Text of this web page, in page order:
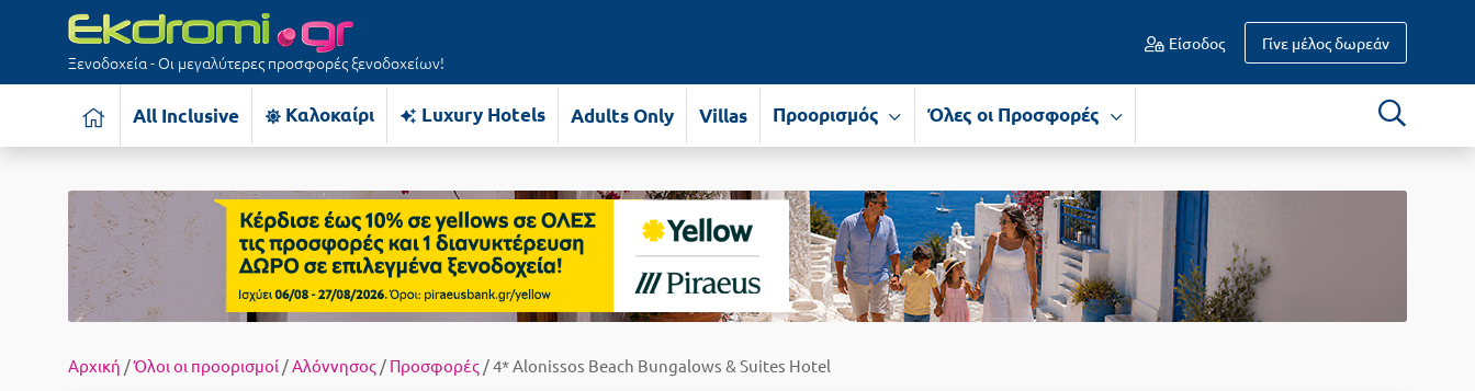
Ξενοδοχεία - Οι μεγαλύτερες προσφορές ξενοδοχείων!
Είσοδος Γίνε μέλος δωρεάν
All Inclusive Καλοκαίρι Luxury Hotels Adults Only Villas Προορισμός Όλες οι Προσφορές
Αρχική /Όλοι οι προορισμοί /Αλόννησος / Προσφορές / 4* Alonissos Beach Bungalows & Suites Hotel